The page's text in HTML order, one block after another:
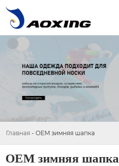
Главная - OEM зимняя шапка
OEM зимняя шапка